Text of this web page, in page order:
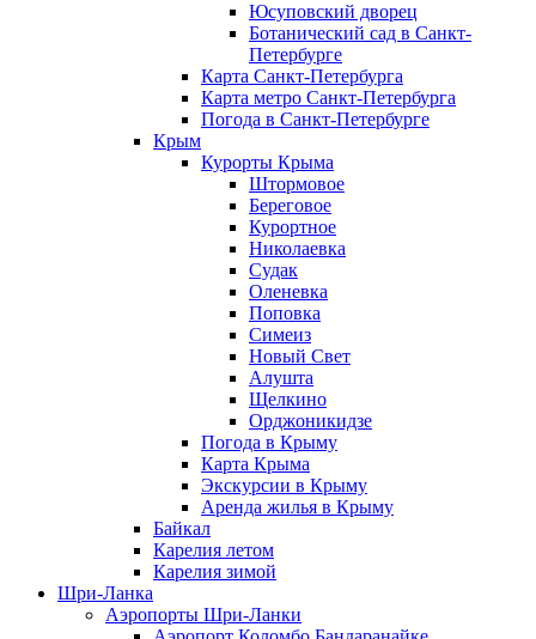
Юсуповский дворец
Ботанический сад в Санкт-
Петербурге
Карта Санкт-Петербурга
Карта метро Санкт-Петербурга
Погода в Санкт-Петербурге
Крым
Курорты Крыма
Штормовое
Береговое
Курортное
Николаевка
Судак
Оленевка
Поповка
Симеиз
Новый Свет
Алушта
Щелкино
Орджоникидзе
Погода в Крыму
Карта Крыма
Экскурсии в Крыму
Аренда жилья в Крыму
Байкал
Карелия летом
Карелия зимой
Шри-Ланка
Аэропорты Шри-Ланки